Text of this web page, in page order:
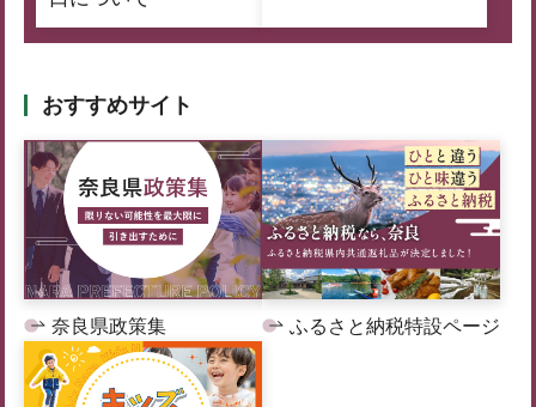
おすすめサイト
奈良県政策集 ふるさと納税特設ページ